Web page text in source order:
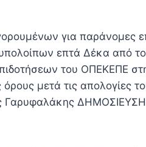
για παράνομες
επτά Δέκα από
του ΟΠΕΚΕΠΕ
μετά τις απολογίες
Γαρυφαλάκης